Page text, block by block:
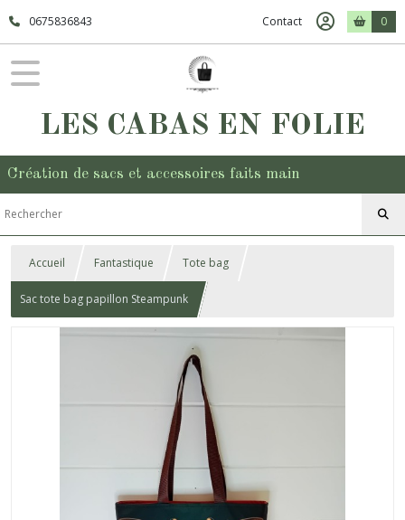
0675836843 Contact 0
LES CABAS EN FOLIE
Création de sacs et accessoires faits main
Accueil Fantastique Tote bag
Sac tote bag papillon Steampunk